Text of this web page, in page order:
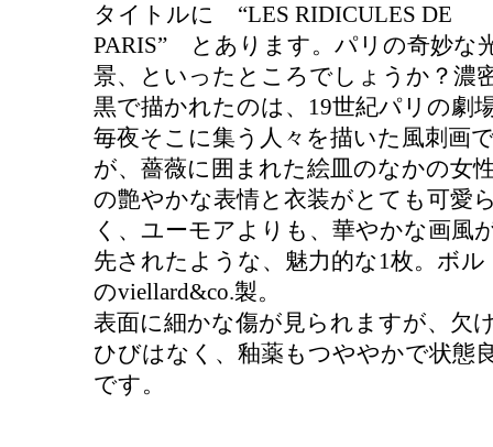
タイトルに “LES RIDICULES DE
PARIS” とあります。パリの奇妙な
景、といったところでしょうか？濃
黒で描かれたのは、19世紀パリの劇
毎夜そこに集う人々を描いた風刺画
が、薔薇に囲まれた絵皿のなかの女
の艶やかな表情と衣装がとても可愛
く、ユーモアよりも、華やかな画風
先されたような、魅力的な1枚。ボル
のviellard&co.製。
表面に細かな傷が見られますが、欠
ひびはなく、釉薬もつややかで状態
です。